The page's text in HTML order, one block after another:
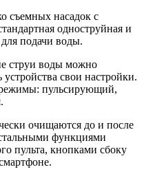
съемных насадок с
одноструйная и
подачи воды.
струи воды можно
свои настройки.
режимы: пульсирующий,
очищаются до и после
функциями
пульта, кнопками сбоку